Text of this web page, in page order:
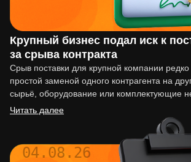
Крупный бизнес подал иск к
за срыва контракта
Срыв поставки для крупной компании редко
простой заменой одного контрагента на
сырьё, оборудование или комплектующие
вовремя, последствия могут…
Читать далее
04.08.26